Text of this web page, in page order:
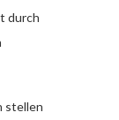
durch
stellen